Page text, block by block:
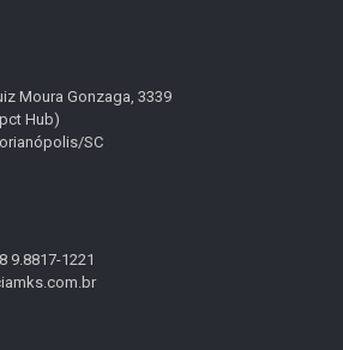
Moura Gonzaga, 3339
Hub)
SC
9.8817-1221